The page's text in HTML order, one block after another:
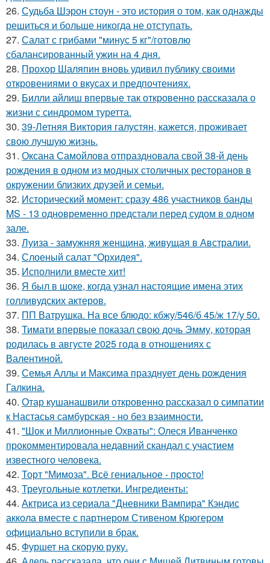
26. Судьба Шэрон стоун - это история о том, как однажды
решиться и больше никогда не отступать.
27. Салат с грибами "минус 5 кг"/готовлю
сбалансированный ужин на 4 дня.
28. Прохор Шаляпин вновь удивил публику своими
откровениями о вкусах и предпочтениях.
29. Билли айлиш впервые так откровенно рассказала о
жизни с синдромом туретта.
30. 39-Летняя Виктория галустян, кажется, проживает
свою лучшую жизнь.
31. Оксана Самойлова отпраздновала свой 38-й день
рождения в одном из модных столичных ресторанов в
окружении близких друзей и семьи.
32. Исторический момент: сразу 486 участников банды
MS - 13 одновременно предстали перед судом в одном
зале.
33. Луиза - замужняя женщина, живущая в Австралии.
34. Слоеный салат "Орхидея".
35. Исполнили вместе хит!
36. Я был в шоке, когда узнал настоящие имена этих
голливудских актеров.
37. ПП Ватрушка. На все блюдо: кбжу/546/б 45/ж 17/у 50.
38. Тимати впервые показал свою дочь Эмму, которая
родилась в августе 2025 года в отношениях с
Валентиной.
39. Семья Аллы и Максима празднует день рождения
Галкина.
40. Отар кушанашвили откровенно рассказал о симпатии
к Настасья самбурская - но без взаимности.
41. "Шок и Миллионные Охваты": Олеся Иванченко
прокомментировала недавний скандал с участием
известного человека.
42. Торт "Мимоза". Всё гениальное - просто!
43. Треугольные котлетки. Ингредиенты:
44. Актриса из сериала "Дневники Вампира" Кэндис
аккола вместе с партнером Стивеном Крюгером
официально вступили в брак.
45. Фуршет на скорую руку.